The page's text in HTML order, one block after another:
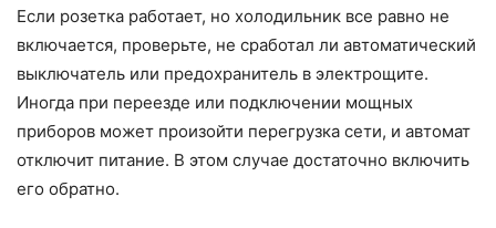
Если розетка работает, но холодильник все равно не
включается, проверьте, не сработал ли автоматический
выключатель или предохранитель в электрощите.
Иногда при переезде или подключении мощных
приборов может произойти перегрузка сети, и автомат
отключит питание. В этом случае достаточно включить
его обратно.